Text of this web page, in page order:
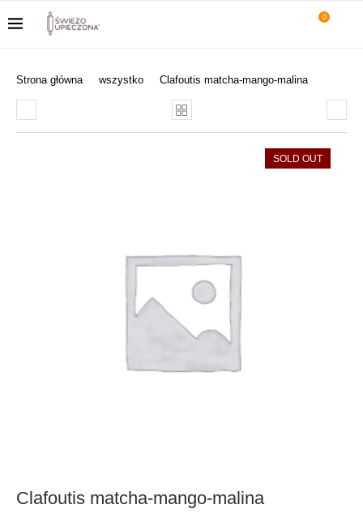
0
Strona główna wszystko Clafoutis matcha-mango-malina
SOLD OUT
Clafoutis matcha-mango-malina